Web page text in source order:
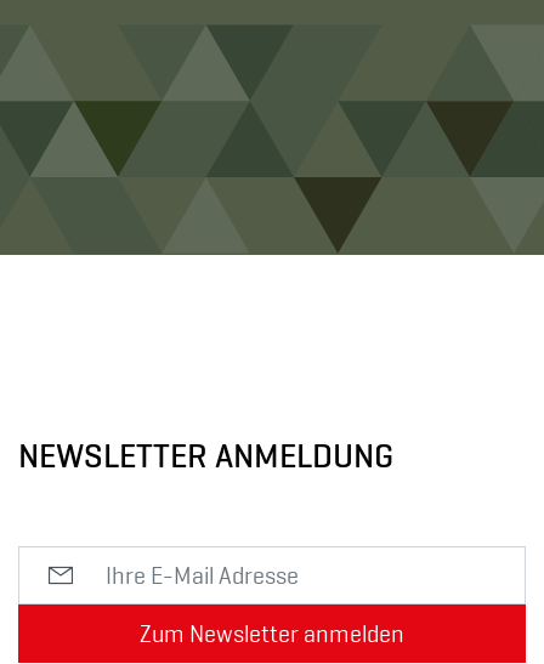
NEWSLETTER ANMELDUNG
Zum Newsletter anmelden